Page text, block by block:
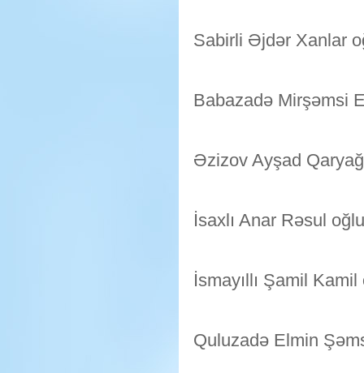
Sabirli Əjdər Xanlar
Babazadə Mirşəmsi
Əzizov Ayşad
İsaxlı Anar Rəsul oğlu
İsmayıllı Şamil Kamil
Quluzadə Elmin